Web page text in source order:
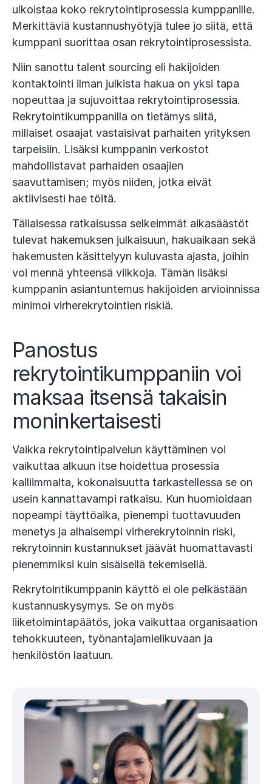
ulkoistaa koko rekrytointiprosessia kumppanille.
Merkittäviä kustannushyötyjä tulee jo siitä, että
kumppani suorittaa osan rekrytointiprosessista.
Niin sanottu talent sourcing eli hakijoiden
kontaktointi ilman julkista hakua on yksi tapa
nopeuttaa ja sujuvoittaa rekrytointiprosessia.
Rekrytointikumppanilla on tietämys siitä,
millaiset osaajat vastaisivat parhaiten yrityksen
tarpeisiin. Lisäksi kumppanin verkostot
mahdollistavat parhaiden osaajien
saavuttamisen; myös niiden, jotka eivät
aktiivisesti hae töitä.
Tällaisessa ratkaisussa selkeimmät aikasäästöt
tulevat hakemuksen julkaisuun, hakuaikaan sekä
hakemusten käsittelyyn kuluvasta ajasta, joihin
voi mennä yhteensä viikkoja. Tämän lisäksi
kumppanin asiantuntemus hakijoiden arvioinnissa
minimoi virherekrytointien riskiä.
Panostus
rekrytointikumppaniin voi
maksaa itsensä takaisin
moninkertaisesti
Vaikka rekrytointipalvelun käyttäminen voi
vaikuttaa alkuun itse hoidettua prosessia
kalliimmalta, kokonaisuutta tarkastellessa se on
usein kannattavampi ratkaisu. Kun huomioidaan
nopeampi täyttöaika, pienempi tuottavuuden
menetys ja alhaisempi virherekrytoinnin riski,
rekrytoinnin kustannukset jäävät huomattavasti
pienemmiksi kuin sisäisellä tekemisellä.
Rekrytointikumppanin käyttö ei ole pelkästään
kustannuskysymys. Se on myös
liiketoimintapäätös, joka vaikuttaa organisaation
tehokkuuteen, työnantajamielikuvaan ja
henkilöstön laatuun.